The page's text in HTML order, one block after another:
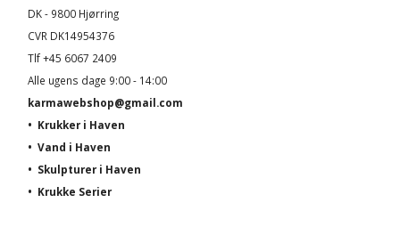
DK - 9800 Hjørring
CVR DK14954376
Tlf +45 6067 2409
Alle ugens dage 9:00 - 14:00
karmawebshop@gmail.com
• Krukker i Haven
• Vand i Haven
• Skulpturer i Haven
• Krukke Serier